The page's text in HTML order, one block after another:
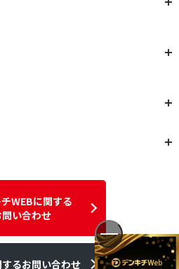
WEBに関する
問い合わせ
るお問い合わせ